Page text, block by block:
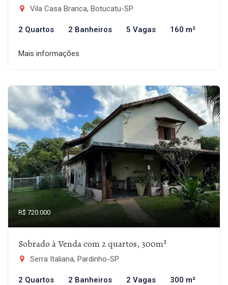
Vila Casa Branca, Botucatu-SP
2 Quartos 2 Banheiros 5 Vagas 160 m²
Mais informações
R$ 720.000
Sobrado à Venda com 2 quartos, 300m²
Serra Italiana, Pardinho-SP
2 Quartos 2 Banheiros 2 Vagas 300 m²